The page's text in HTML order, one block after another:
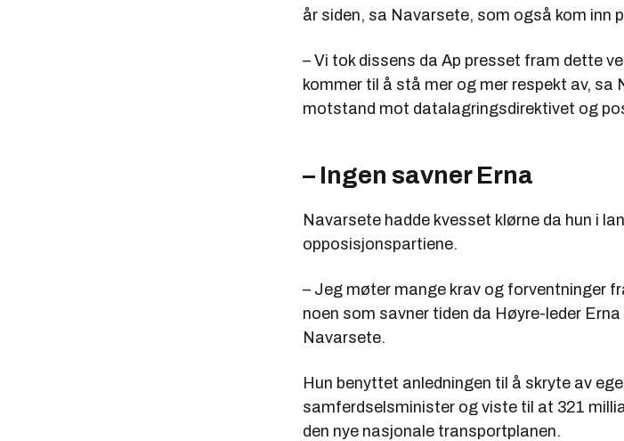
år siden, sa Navarsete, som også kom inn
– Vi tok dissens da Ap presset fram dette
kommer til å stå mer og mer respekt av,
motstand mot datalagringsdirektivet og
– Ingen savner Erna
Navarsete hadde kvesset klørne da hun i
opposisjonspartiene.
– Jeg møter mange krav og forventninger
noen som savner tiden da Høyre-leder
Navarsete.
Hun benyttet anledningen til å skryte av
samferdselsminister og viste til at 321
den nye nasjonale transportplanen.